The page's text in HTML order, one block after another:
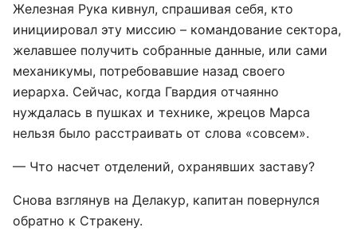
Железная Рука кивнул, спрашивая себя, кто
инициировал эту миссию – командование сектора,
желавшее получить собранные данные, или сами
механикумы, потребовавшие назад своего
иерарха. Сейчас, когда Гвардия отчаянно
нуждалась в пушках и технике, жрецов Марса
нельзя было расстраивать от слова «совсем».
— Что насчет отделений, охранявших заставу?
Снова взглянув на Делакур, капитан повернулся
обратно к Стракену.